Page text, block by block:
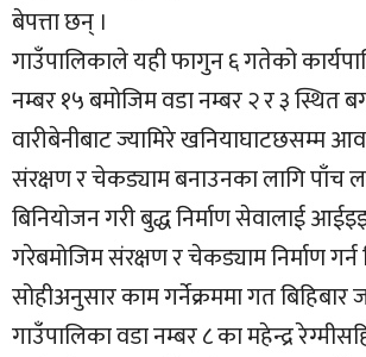
बेपत्ता छन् ।
गाउँपालिकाले यही फागुन ६ गतेको
नम्बर १५ बमोजिम वडा नम्बर २ र ३ स्थित
वारीबेनीबाट ज्यामिरे खनियाघाटछसम्म
संरक्षण र चेकड्याम बनाउनका लागि पाँच
बिनियोजन गरी बुद्ध निर्माण सेवालाई
गरेबमोजिम संरक्षण र चेकड्याम निर्माण गर्न
सोहीअनुसार काम गर्नेक्रममा गत
गाउँपालिका वडा नम्बर ८ का महेन्द्र